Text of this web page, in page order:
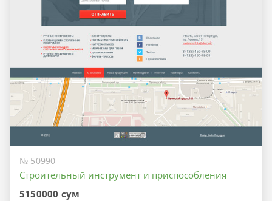
№ 50990
Строительный инструмент и приспособления
5150000 сум